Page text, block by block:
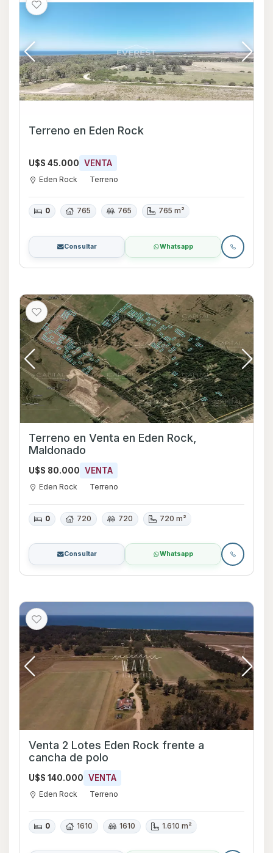
Terreno en Eden Rock
U$S 45.000 VENTA
Eden Rock Terreno
0 765 765 765 m²
Consultar Whatsapp
Terreno en Venta en Eden Rock,
Maldonado
U$S 80.000 VENTA
Eden Rock Terreno
0 720 720 720 m²
Consultar Whatsapp
Venta 2 Lotes Eden Rock frente a
cancha de polo
U$S 140.000 VENTA
Eden Rock Terreno
0 1610 1610 1.610 m²